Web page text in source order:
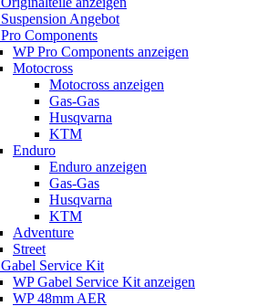
Angebot
Components
WP Pro Components anzeigen
Motocross
Motocross anzeigen
Gas-Gas
Husqvarna
KTM
Enduro
Enduro anzeigen
Gas-Gas
Husqvarna
KTM
Adventure
Street
Service Kit
WP Gabel Service Kit anzeigen
WP 48mm AER